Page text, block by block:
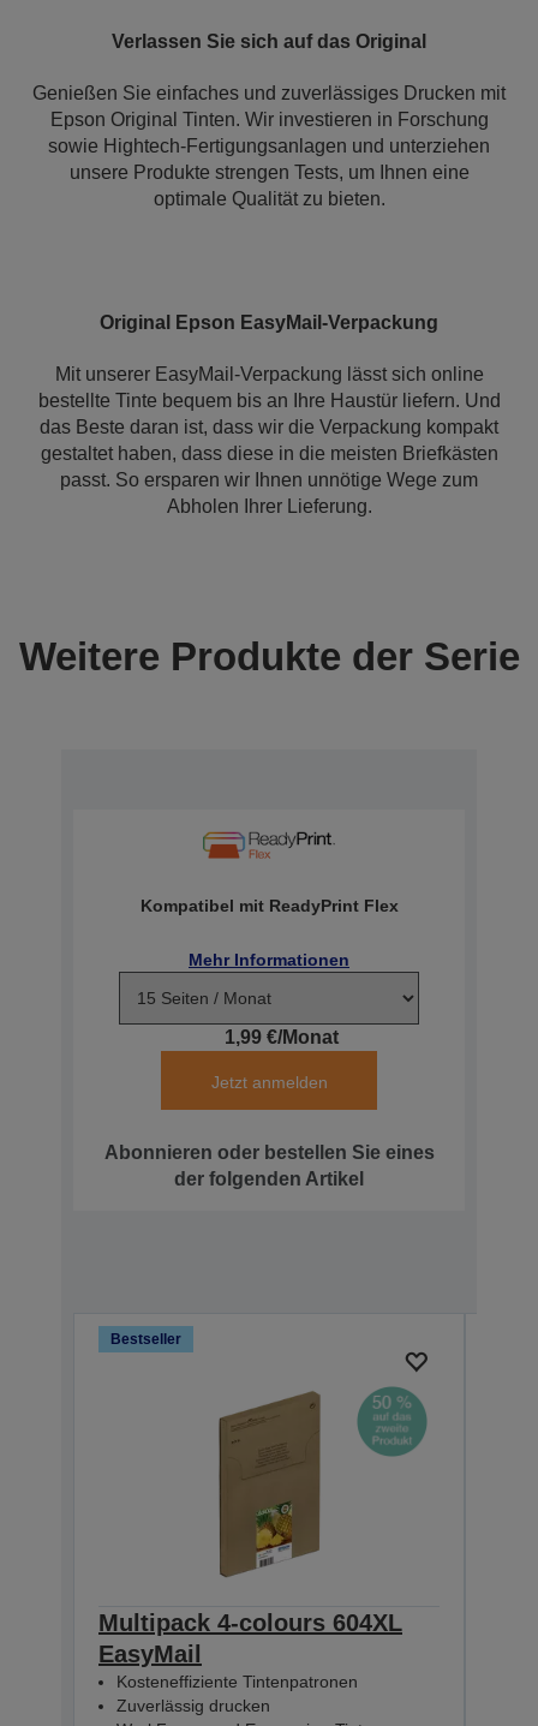
Verlassen Sie sich auf das Original
Genießen Sie einfaches und zuverlässiges Drucken mit
Epson Original Tinten. Wir investieren in Forschung
sowie Hightech-Fertigungsanlagen und unterziehen
unsere Produkte strengen Tests, um Ihnen eine
optimale Qualität zu bieten.
Original Epson EasyMail-Verpackung
Mit unserer EasyMail-Verpackung lässt sich online
bestellte Tinte bequem bis an Ihre Haustür liefern. Und
das Beste daran ist, dass wir die Verpackung kompakt
gestaltet haben, dass diese in die meisten Briefkästen
passt. So ersparen wir Ihnen unnötige Wege zum
Abholen Ihrer Lieferung.
Weitere Produkte der Serie
Kompatibel mit ReadyPrint Flex
Mehr Informationen
1,99 €/Monat
Jetzt anmelden
Abonnieren oder bestellen Sie eines
der folgenden Artikel
Bestseller
Multipack 4-colours 604XL
EasyMail
Kosteneffiziente Tintenpatronen
Zuverlässig drucken